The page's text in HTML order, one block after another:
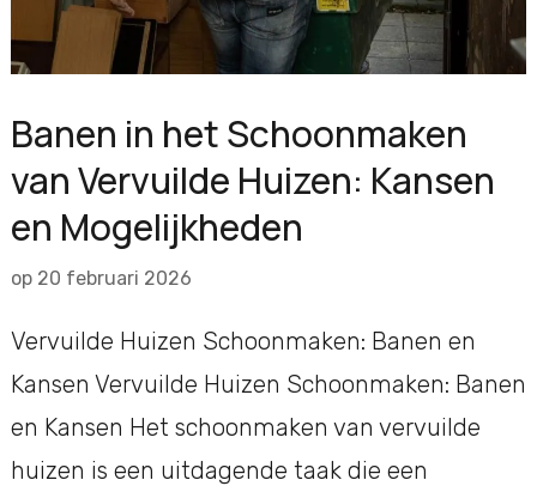
Banen in het Schoonmaken
van Vervuilde Huizen: Kansen
en Mogelijkheden
op 20 februari 2026
Vervuilde Huizen Schoonmaken: Banen en
Kansen Vervuilde Huizen Schoonmaken: Banen
en Kansen Het schoonmaken van vervuilde
huizen is een uitdagende taak die een